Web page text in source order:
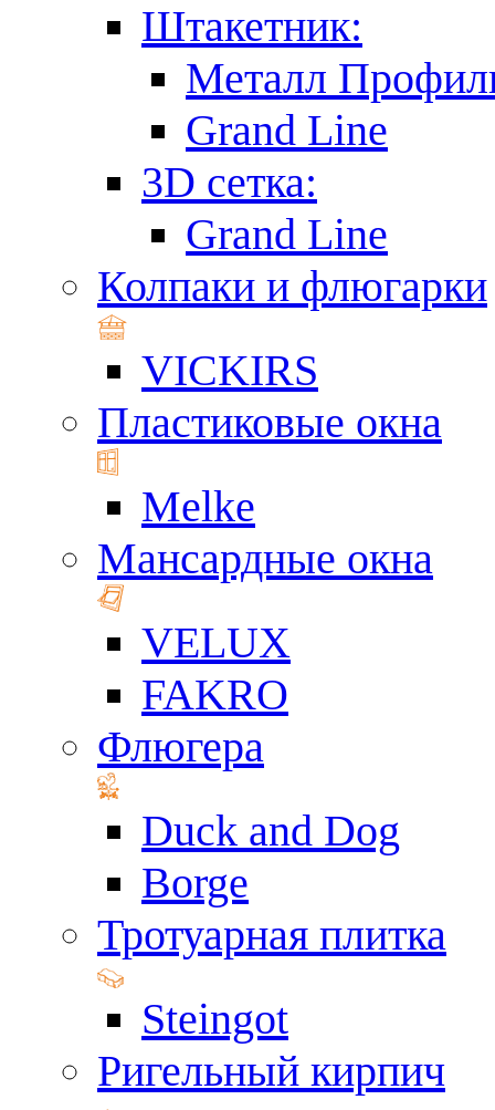
Штакетник:
Металл
Grand Line
3D сетка:
Grand Line
Колпаки и флюгарки
VICKIRS
Пластиковые окна
Melke
Мансардные окна
VELUX
FAKRO
Флюгера
Duck and Dog
Borge
Тротуарная плитка
Steingot
Ригельный кирпич